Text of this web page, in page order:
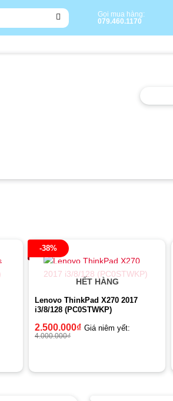
Gọi mua hàng:
079.460.1170
-38%
HẾT HÀNG
Lenovo ThinkPad X270 2017
i3/8/128 (PC0STWKP)
2.500.000₫ Giá niêm yết:
4.000.000₫